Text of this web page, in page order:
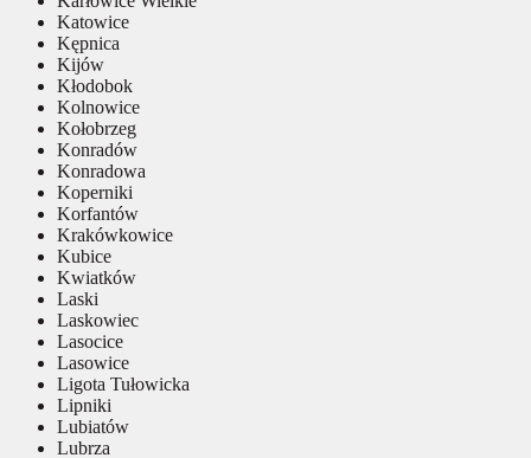
Katowice
Kępnica
Kijów
Kłodobok
Kolnowice
Kołobrzeg
Konradów
Konradowa
Koperniki
Korfantów
Krakówkowice
Kubice
Kwiatków
Laski
Laskowiec
Lasocice
Lasowice
Ligota Tułowicka
Lipniki
Lubiatów
Lubrza